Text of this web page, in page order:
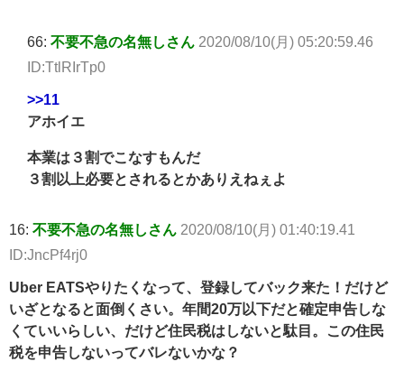
66: 不要不急の名無しさん 2020/08/10(月) 05:20:59.46
ID:TtlRIrTp0
>>11
アホイエ
本業は３割でこなすもんだ
３割以上必要とされるとかありえねぇよ
16: 不要不急の名無しさん 2020/08/10(月) 01:40:19.41
ID:JncPf4rj0
Uber EATSやりたくなって、登録してバック来た！だけど
いざとなると面倒くさい。年間20万以下だと確定申告しな
くていいらしい、だけど住民税はしないと駄目。この住民
税を申告しないってバレないかな？